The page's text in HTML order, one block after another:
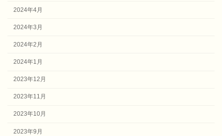
2024年4月
2024年3月
2024年2月
2024年1月
2023年12月
2023年11月
2023年10月
2023年9月